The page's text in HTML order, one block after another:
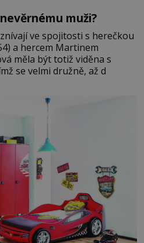
muži?
ve spojitosti s herečkou
a hercem Martinem
měla být totiž viděna s
se velmi družně, až d